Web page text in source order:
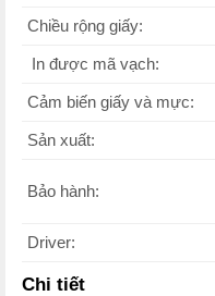
Chiều rộng giấy:
In được mã vạch:
Cảm biến giấy và mực:
Sản xuất:
Bảo hành:
Driver:
Chi tiết